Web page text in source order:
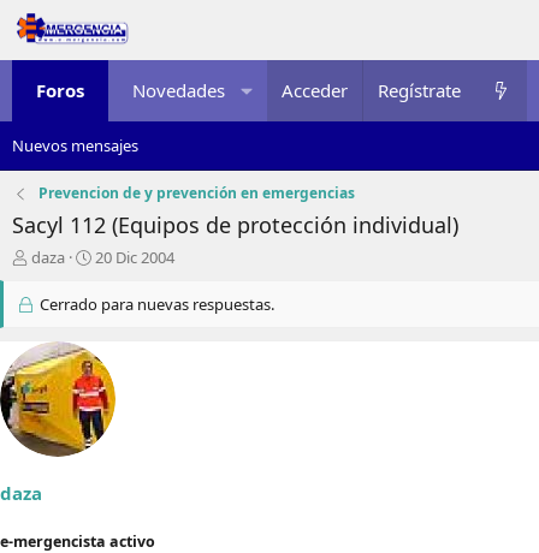
Foros Novedades Multimedia Recursos
Acceder Regístrate
Nuevos mensajes
Prevencion de y prevención en emergencias
Sacyl 112 (Equipos de protección individual)
I
i
i
a
d
o
r
d
l
e
daza
F
c
h
d
e
i
n
i
20 Dic 2004
Cerrado para nuevas respuestas.
daza
e-mergencista activo